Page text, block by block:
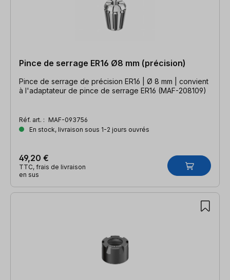
Pince de serrage ER16 Ø8 mm (précision)
Pince de serrage de précision ER16 | Ø 8 mm | convient
à l'adaptateur de pince de serrage ER16 (MAF-208109)
Réf. art. : MAF-093756
En stock, livraison sous 1-2 jours ouvrés
49,20 €
TTC, frais de livraison
en sus